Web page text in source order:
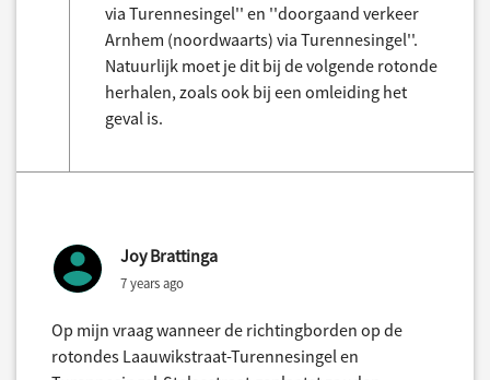
via Turennesingel'' en ''doorgaand verkeer
Arnhem (noordwaarts) via Turennesingel''.
Natuurlijk moet je dit bij de volgende rotonde
herhalen, zoals ook bij een omleiding het
geval is.
Joy Brattinga
7 years ago
Op mijn vraag wanneer de richtingborden op de
rotondes Laauwikstraat-Turennesingel en